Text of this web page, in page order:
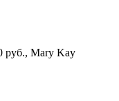
руб., Mary Kay